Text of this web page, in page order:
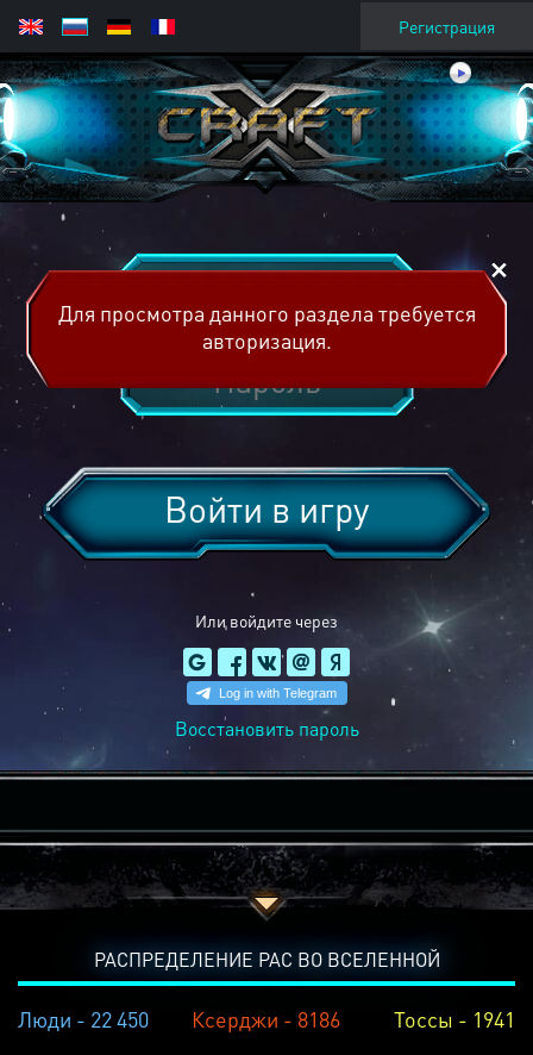
Регистрация
Или войдите через
Войти в игру
Восстановить пароль
Для просмотра данного раздела требуется
авторизация.
РАСПРЕДЕЛЕНИЕ РАС ВО ВСЕЛЕННОЙ
Люди - 22 450 Ксерджи - 8186 Тоссы - 1941